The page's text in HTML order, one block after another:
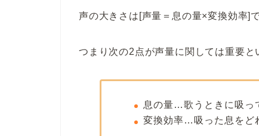
声の大きさは[声量＝息の量×変換効率]
つまり次の2点が声量に関しては重要と
息の量…歌うときに吸っ
変換効率…吸った息をど